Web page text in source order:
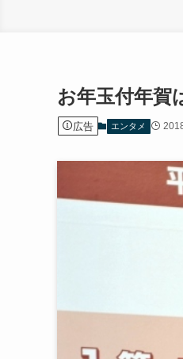
お年玉付年
広告 エンタメ